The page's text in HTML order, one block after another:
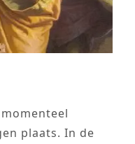
plaats. In de